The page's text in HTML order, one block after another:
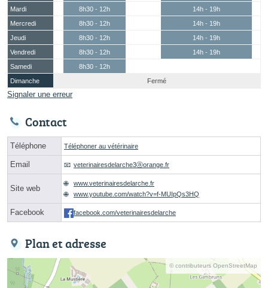
Mardi
8h30 - 12h
14h - 19h
Mercredi
8h30 - 12h
14h - 19h
Jeudi
8h30 - 12h
14h - 19h
Vendredi
8h30 - 12h
14h - 19h
Samedi
8h30 - 12h
Dimanche
Fermé
Signaler une erreur
Contact
Téléphone Téléphoner au vétérinaire
Email veterinairesdelarche3ⓐorange.fr
Site web
www.veterinairesdelarche.fr
www.youtube.com/watch?v=f-MUIpQs3HQ
Facebook facebook.com/veterinairesdelarche
Plan et adresse
© contributeurs OpenStreetMap